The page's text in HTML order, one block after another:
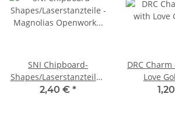
SNI Chipboard-
Shapes/Laserstanzteile -
Magnolias Openwork
2,40 € *
DRC
Love